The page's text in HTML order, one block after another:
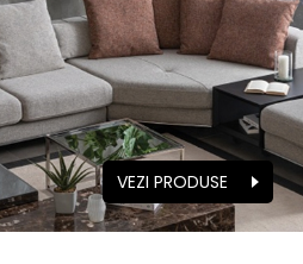
VEZI PRODUSE